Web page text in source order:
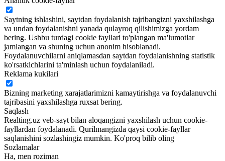
Saytning ishlashini, saytdan foydalanish tajribangizni yaxshilashga
va undan foydalanishni yanada qulayroq qilishimizga yordam
bering. Ushbu turdagi cookie fayllari to'plangan ma'lumotlar
jamlangan va shuning uchun anonim hisoblanadi.
Foydalanuvchilarni aniqlamasdan saytdan foydalanishning statistik
ko'rsatkichlarini ta'minlash uchun foydalaniladi.
Reklama kukilari
Bizning marketing xarajatlarimizni kamaytirishga va foydalanuvchi
tajribasini yaxshilashga ruxsat bering.
Saqlash
Realting.uz veb-sayt bilan aloqangizni yaxshilash uchun cookie-
fayllardan foydalanadi. Qurilmangizda qaysi cookie-fayllar
saqlanishini sozlashingiz mumkin. Ko'proq bilib oling
Sozlamalar
Ha, men roziman